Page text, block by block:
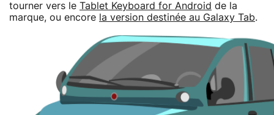
tourner vers le Tablet Keyboard for Android de la
marque, ou encore la version destinée au Galaxy Tab.